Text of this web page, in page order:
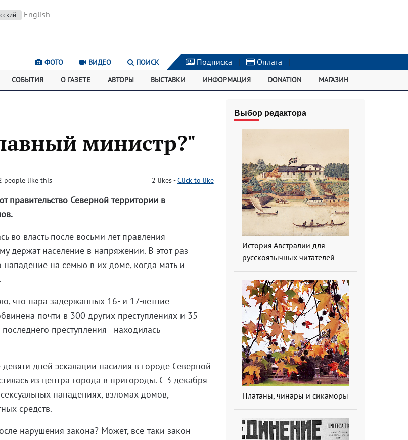
English
ФОТО ВИДЕО ПОИСК Подписка | Оплата |
СОБЫТИЯ О ГАЗЕТЕ АВТОРЫ ВЫСТАВКИ ИНФОРМАЦИЯ DONATION МАГАЗИН
министр?"
people like this 2 likes-Click to like
правительство Северной территории в
во власть после восьми лет правления
держат население в напряжении. В этот раз
на семью в их доме, когда мать и
что пара задержанных 16- и 17-летние
почти в 300 других преступлениях и 35
преступления - находилась
дней эскалации насилия в городе Северной
из центра города в пригороды. С 3 декабря
нападениях, взломах домов,
средств.
нарушения закона? Может, всё-таки закон
Выбор редактора
История Австралии для
русскоязычных читателей
Платаны, чинары и сикаморы